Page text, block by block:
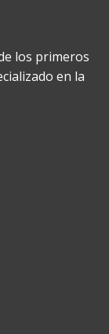
los primeros
en la